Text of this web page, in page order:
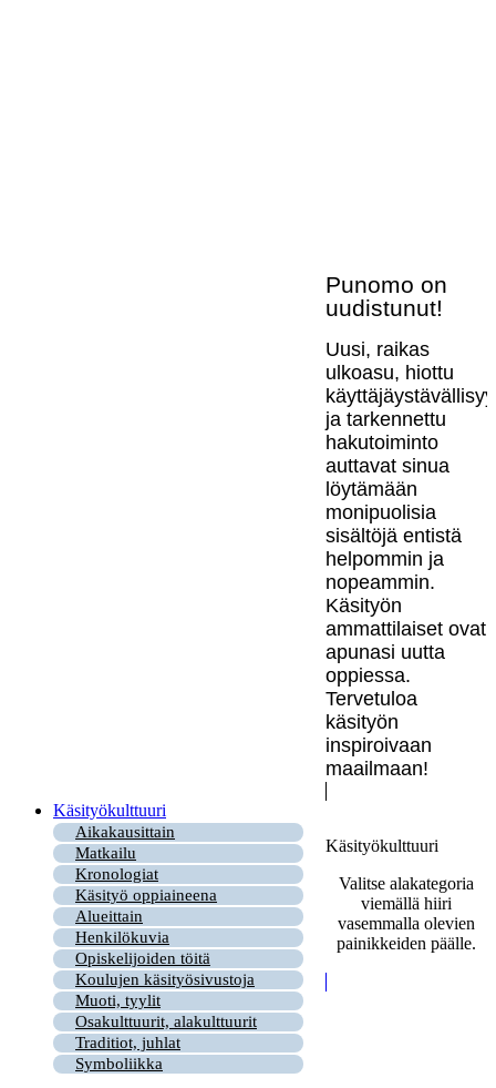
Punomo on
uudistunut!
Uusi, raikas
ulkoasu, hiottu
ja tarkennettu
hakutoiminto
auttavat sinua
löytämään
monipuolisia
sisältöjä entistä
helpommin ja
nopeammin.
Käsityön
ammattilaiset ovat
apunasi uutta
oppiessa.
Tervetuloa
käsityön
inspiroivaan
maailmaan!
Käsityökulttuuri
Aikakausittain
Matkailu
Kronologiat
Käsityö oppiaineena
Alueittain
Henkilökuvia
Opiskelijoiden töitä
Koulujen käsityösivustoja
Muoti, tyylit
Osakulttuurit, alakulttuurit
Traditiot, juhlat
Symboliikka
Käsityökulttuuri
Valitse alakategoria
viemällä hiiri
vasemmalla olevien
painikkeiden päälle.